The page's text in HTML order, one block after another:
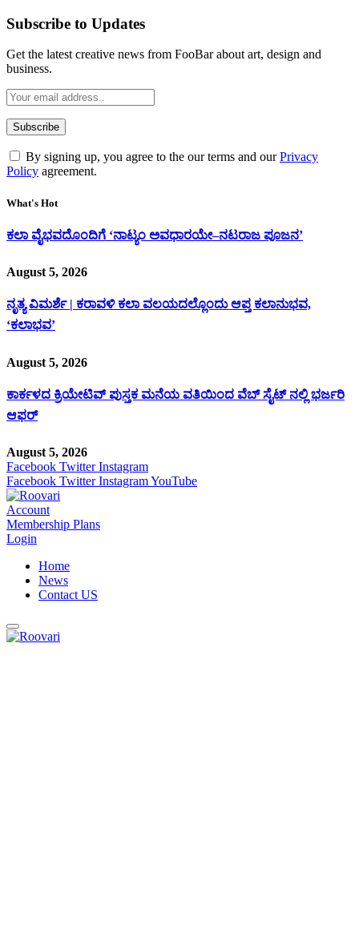
Subscribe to Updates
Get the latest creative news from FooBar about art, design and
business.
By signing up, you agree to the our terms and ourPrivacy
Policy agreement.
What's Hot
ಕಲಾ ವೈಭವದೊಂದಿಗೆ ‘ನಾಟ್ಯಂ ಅವಧಾರಯೇ–ನಟರಾಜ ಪೂಜನ’
August 5, 2026
ನೃತ್ಯ ವಿಮರ್ಶೆ | ಕರಾವಳಿ ಕಲಾ ವಲಯದಲ್ಲೊಂದು ಆಪ್ತ ಕಲಾನುಭವ,
‘ಕಲಾಭವ’
August 5, 2026
ಕಾರ್ಕಳದ ಕ್ರಿಯೇಟಿವ್ ಪುಸ್ತಕ ಮನೆಯ ವತಿಯಿಂದ ವೆಬ್ ಸೈಟ್ ನಲ್ಲಿ ಭರ್ಜರಿ
ಆಫರ್
August 5, 2026
Facebook Twitter Instagram
Facebook Twitter InstagramYouTube
Account
Membership Plans
Login
Home
News
Contact US